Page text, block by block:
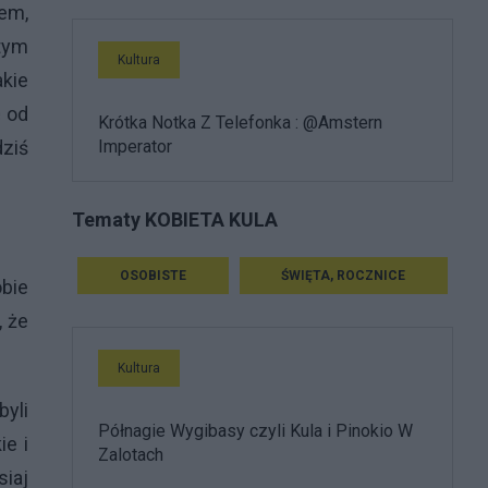
od
że
i
Kultura
Krótka Notka Z Telefonka : @Amstern
Imperator
Tematy KOBIETA KULA
OSOBISTE ŚWIĘTA, ROCZNICE
Kultura
Półnagie Wygibasy czyli Kula i Pinokio W
Zalotach